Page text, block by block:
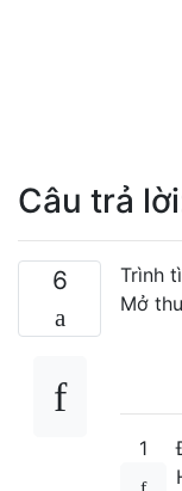
Câu trả
6
Trình
Mở
1